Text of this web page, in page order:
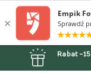
Rabat